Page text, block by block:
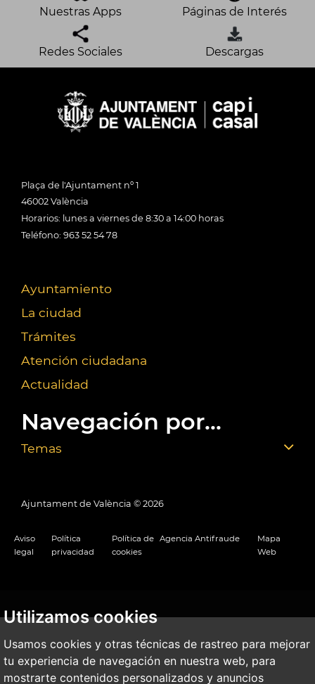
Utilizamos cookies
Usamos cookies y otras técnicas de rastreo para mejorar
tu experiencia de navegación en nuestra web, para
mostrarte contenidos personalizados y anuncios
Nuestras Apps Páginas de Interés
Redes Sociales Descargas
Plaça de l'Ajuntament nº 1
46002 València
Horarios: lunes a viernes de 8:30 a 14:00 horas
Teléfono: 963 52 54 78
Ayuntamiento
La ciudad
Trámites
Atención ciudadana
Actualidad
Navegación por...
Temas
Ajuntament de València © 2026
Aviso
legal
Política
privacidad
Política de
cookies
Agencia Antifraude
Mapa
Web